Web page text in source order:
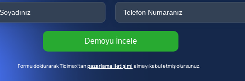
Demoyu İncele
Formu doldurarak Ticimax’tanpazarlama iletişimi almayı kabul etmiş olursunuz.